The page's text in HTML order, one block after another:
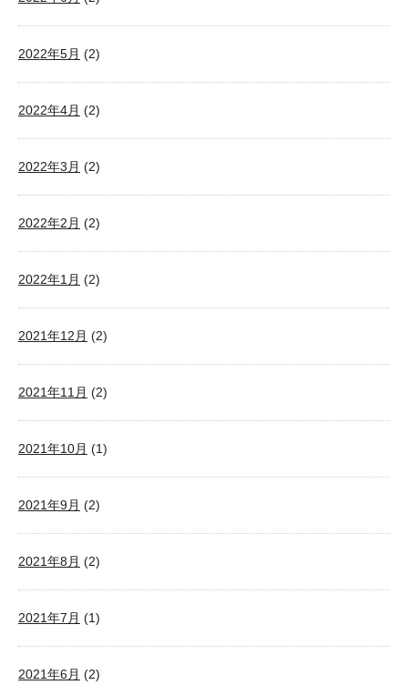
2022年5月 (2)
2022年4月 (2)
2022年3月 (2)
2022年2月 (2)
2022年1月 (2)
2021年12月 (2)
2021年11月 (2)
2021年10月 (1)
2021年9月 (2)
2021年8月 (2)
2021年7月 (1)
2021年6月 (2)